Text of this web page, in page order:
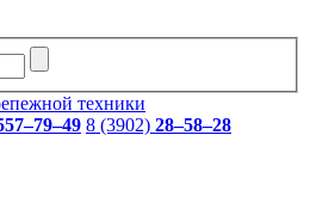
8 (3902) 28–58–28